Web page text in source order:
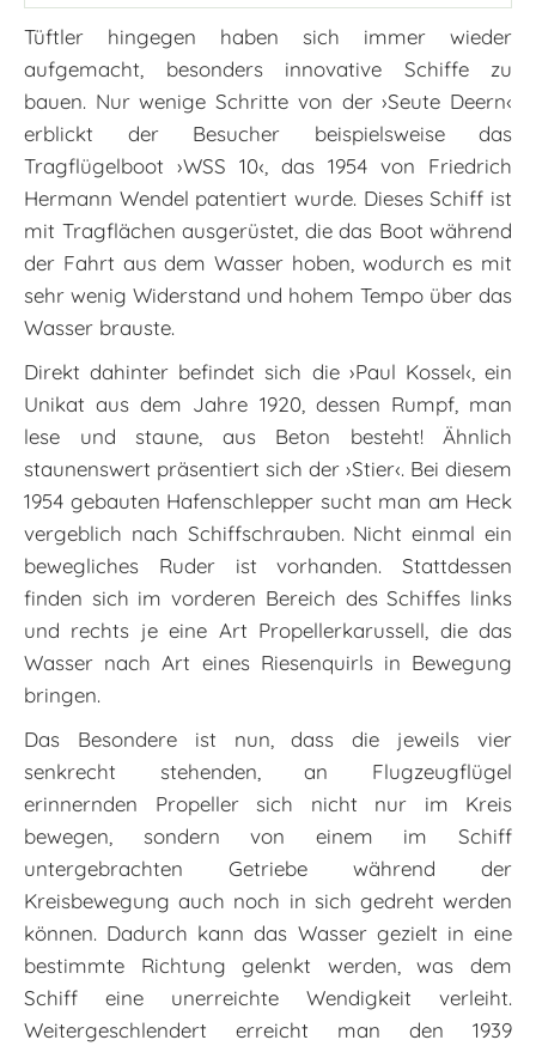
Tüftler hingegen haben sich immer wieder
aufgemacht, besonders innovative Schiffe zu
bauen. Nur wenige Schritte von der ›Seute Deern‹
erblickt der Besucher beispielsweise das
Tragflügelboot ›WSS 10‹, das 1954 von Friedrich
Hermann Wendel patentiert wurde. Dieses Schiff ist
mit Tragflächen ausgerüstet, die das Boot während
der Fahrt aus dem Wasser hoben, wodurch es mit
sehr wenig Widerstand und hohem Tempo über das
Wasser brauste.
Direkt dahinter befindet sich die ›Paul Kossel‹, ein
Unikat aus dem Jahre 1920, dessen Rumpf, man
lese und staune, aus Beton besteht! Ähnlich
staunenswert präsentiert sich der ›Stier‹. Bei diesem
1954 gebauten Hafenschlepper sucht man am Heck
vergeblich nach Schiffschrauben. Nicht einmal ein
bewegliches Ruder ist vorhanden. Stattdessen
finden sich im vorderen Bereich des Schiffes links
und rechts je eine Art Propellerkarussell, die das
Wasser nach Art eines Riesenquirls in Bewegung
bringen.
Das Besondere ist nun, dass die jeweils vier
senkrecht stehenden, an Flugzeugflügel
erinnernden Propeller sich nicht nur im Kreis
bewegen, sondern von einem im Schiff
untergebrachten Getriebe während der
Kreisbewegung auch noch in sich gedreht werden
können. Dadurch kann das Wasser gezielt in eine
bestimmte Richtung gelenkt werden, was dem
Schiff eine unerreichte Wendigkeit verleiht.
Weitergeschlendert erreicht man den 1939